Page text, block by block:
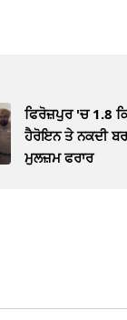
ਫਿਰੋਜ਼ਪੁਰ 'ਚ 1.8
ਹੈਰੋਇਨ ਤੇ ਨਕਦੀ
ਮੁਲਜ਼ਮ ਫਰਾਰ